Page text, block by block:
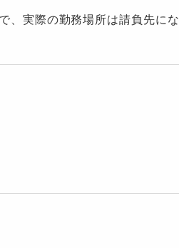
、実際の勤務場所は請負先にな